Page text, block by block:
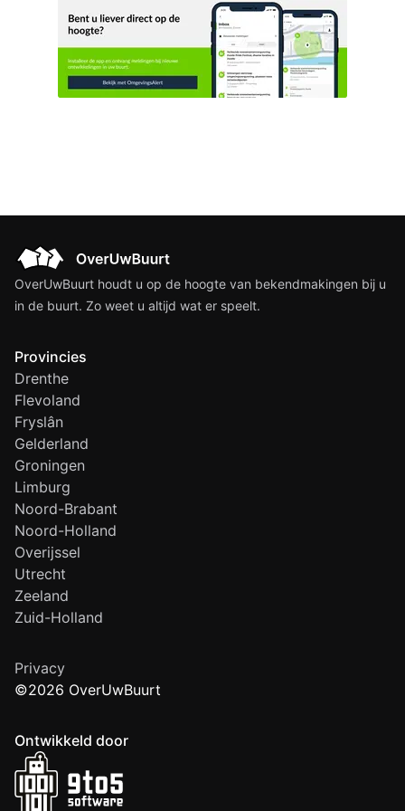
gemeente Ommen
OverUwBuurt houdt u op de hoogte van bekendmakingen bij u
in de buurt. Zo weet u altijd wat er speelt.
Provincies
Drenthe
Flevoland
Fryslân
Gelderland
Groningen
Limburg
Noord-Brabant
Noord-Holland
Overijssel
Utrecht
Zeeland
Zuid-Holland
Privacy
©2026 OverUwBuurt
Ontwikkeld door